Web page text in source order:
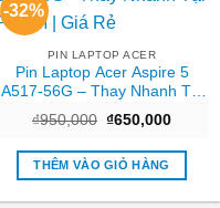
-32%
PIN LAPTOP ACER
Pin Laptop Acer Aspire 5
A517-56G – Thay Nhanh Tại
₫950,000 Giá
là:
₫950,000.
₫650,000Giá
tại
THÊM VÀO GIỎ HÀNG